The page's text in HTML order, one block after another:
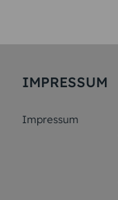
IMPRESSUM
Impressum